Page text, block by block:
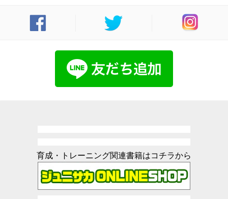
育成・トレーニング関連書籍はコチラから